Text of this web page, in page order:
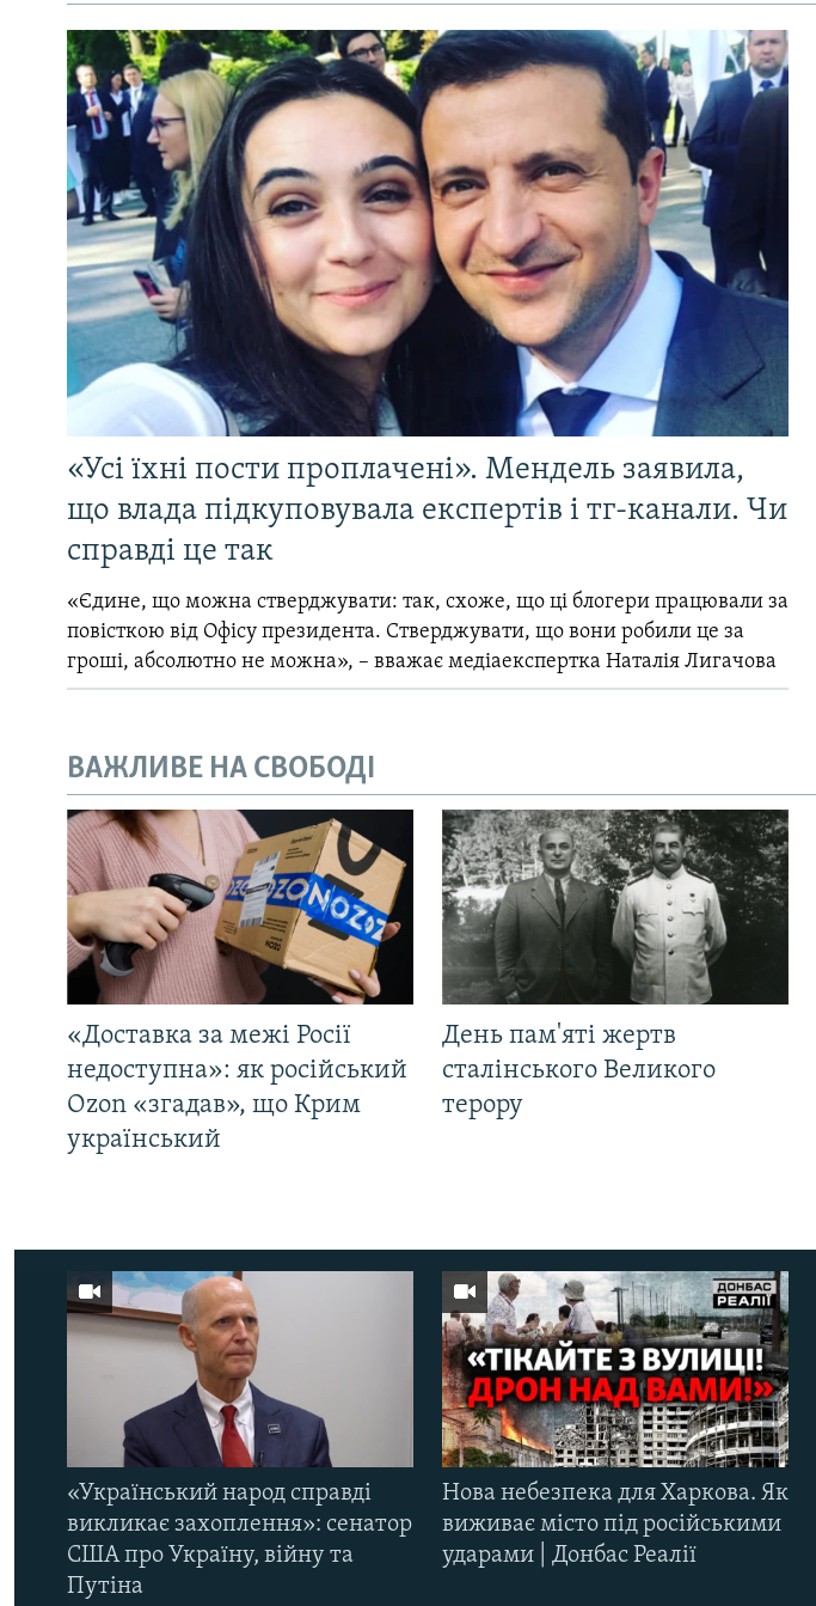
«Усі їхні пости проплачені». Мендель заявила,
що влада підкуповувала експертів і тг-канали. Чи
справді це так
«Єдине, що можна стверджувати: так, схоже, що ці блогери працювали за
повісткою від Офісу президента. Стверджувати, що вони робили це за
гроші, абсолютно не можна», – вважає медіаекспертка Наталія Лигачова
ВАЖЛИВЕ НА СВОБОДІ
«Доставка за межі Росії
недоступна»: як російський
Ozon «згадав», що Крим
український
День пам'яті жертв
сталінського Великого
терору
«Український народ справді
викликає захоплення»: сенатор
США про Україну, війну та
Путіна
Нова небезпека для Харкова. Як
виживає місто під російськими
ударами | Донбас Реалії